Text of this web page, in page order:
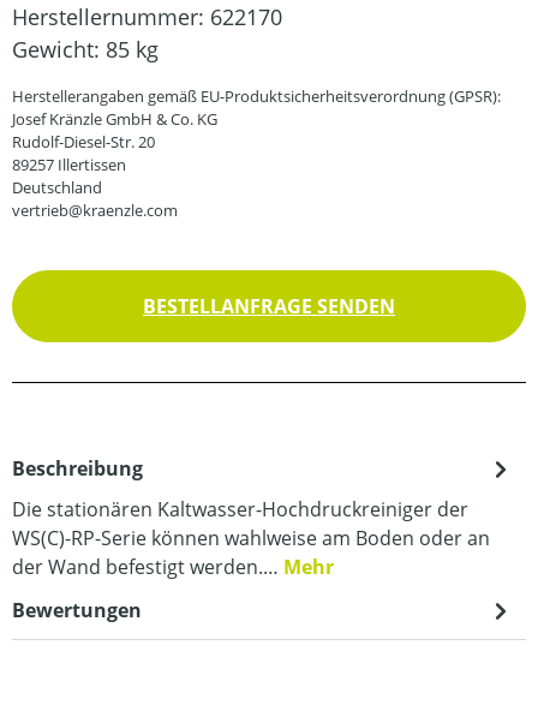
Herstellernummer: 622170
Gewicht: 85 kg
Herstellerangaben gemäß EU-Produktsicherheitsverordnung (GPSR):
Josef Kränzle GmbH & Co. KG
Rudolf-Diesel-Str. 20
89257 Illertissen
Deutschland
vertrieb@kraenzle.com
BESTELLANFRAGE SENDEN
Beschreibung
Die stationären Kaltwasser-Hochdruckreiniger der
WS(C)-RP-Serie können wahlweise am Boden oder an
der Wand befestigt werden.… Mehr
Bewertungen